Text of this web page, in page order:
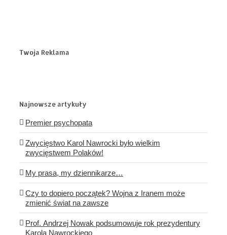
Twoja Reklama
Najnowsze artykuły
Premier psychopata
Zwycięstwo Karol Nawrocki było wielkim
zwycięstwem Polaków!
My prasa, my dziennikarze…
Czy to dopiero początek? Wojna z Iranem może
zmienić świat na zawsze
Prof. Andrzej Nowak podsumowuje rok prezydentury
Karola Nawrockiego